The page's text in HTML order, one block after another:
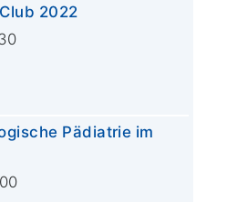
2022
Pädiatrie im